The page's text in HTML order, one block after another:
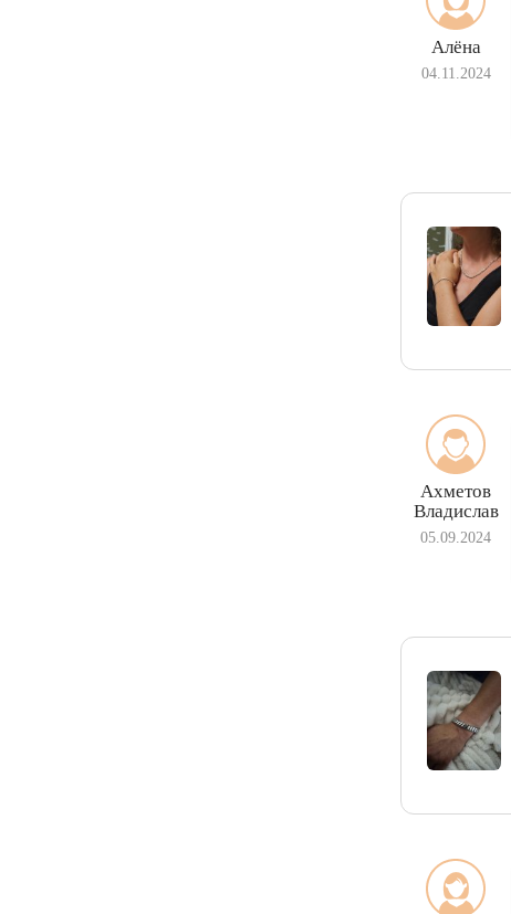
Алёна
04.11.2024
Ахметов
Владислав
05.09.2024